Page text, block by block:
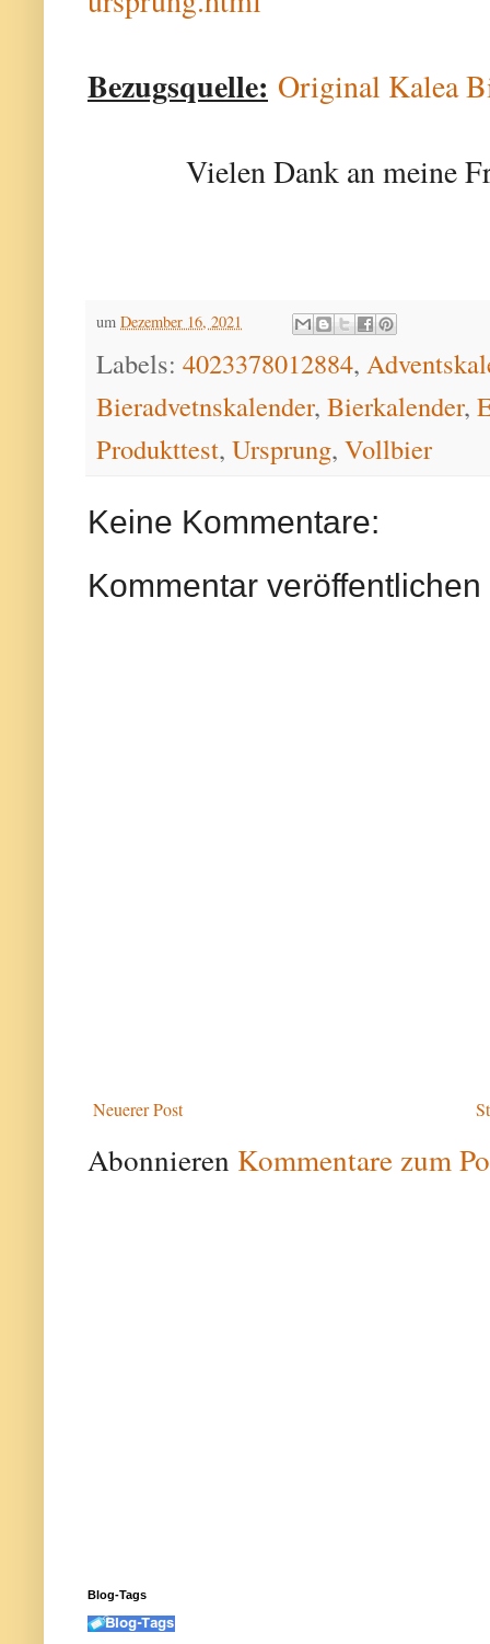
Bezugsquelle: Original Kalea
Vielen Dank an meine
um Dezember 16, 2021
Labels: 4023378012884,
Bieradvetnskalender, Bierkalender,
Produkttest, Ursprung, Vollbier
Keine Kommentare:
Kommentar veröffentlichen
Neuerer Post
Abonnieren Kommentare zum
Blog-Tags